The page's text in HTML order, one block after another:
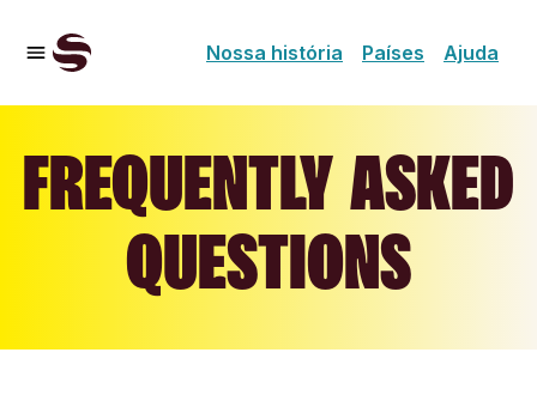
Nossa história Países Ajuda
FREQUENTLY ASKED
QUESTIONS